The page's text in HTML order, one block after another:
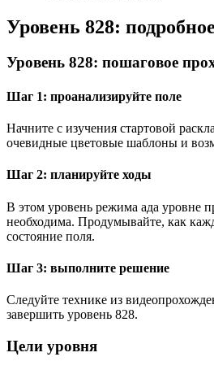
Уровень 828:
Уровень 828: пошаговое
Шаг 1: проанализируйте поле
Начните с изучения стартовой
очевидные цветовые шаблоны и
Шаг 2: планируйте ходы
В этом уровень режима ада уровне
необходима. Продумывайте, как
состояние поля.
Шаг 3: выполните решение
Следуйте технике из
завершить уровень 828.
Цели уровня